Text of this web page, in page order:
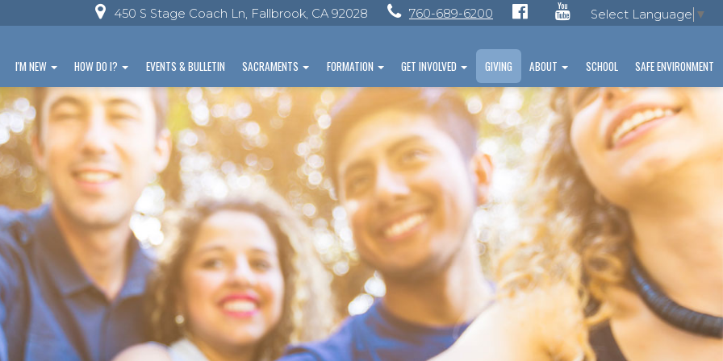
450 S Stage Coach Ln, Fallbrook, CA 92028 760-689-6200 Select Language ▼
I'M NEW HOW DO I? EVENTS & BULLETIN SACRAMENTS FORMATION GET INVOLVED GIVING ABOUT SCHOOL SAFE ENVIRONMENT